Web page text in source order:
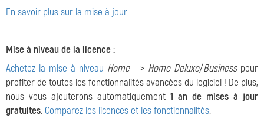
En savoir plus sur la mise à jour...
Mise à niveau de la licence :
Achetez la mise à niveau Home--> Home Deluxe/Businesspour
profiter de toutes les fonctionnalités avancées du logiciel ! De plus,
nous vous ajouterons automatiquement 1 an de mises à jour
gratuites. Comparez les licences et les fonctionnalités.